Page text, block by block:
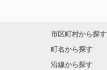
市区町村から探す
町名から探す
沿線から探す